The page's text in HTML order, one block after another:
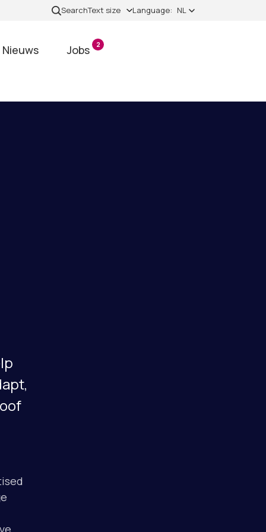
SearchText size Language: NL
Nieuws Jobs 2